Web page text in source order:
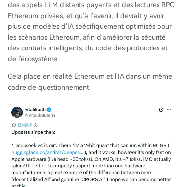
des appels LLM distants payants et des lectures RPC
Ethereum privées, et qu'à l'avenir, il devrait y avoir
plus de modèles d'IA spécifiquement optimisés pour
les scénarios Ethereum, afin d'améliorer la sécurité
des contrats intelligents, du code des protocoles et
de l'écosystème.
Cela place en réalité Ethereum et l'IA dans un même
cadre de questionnement.